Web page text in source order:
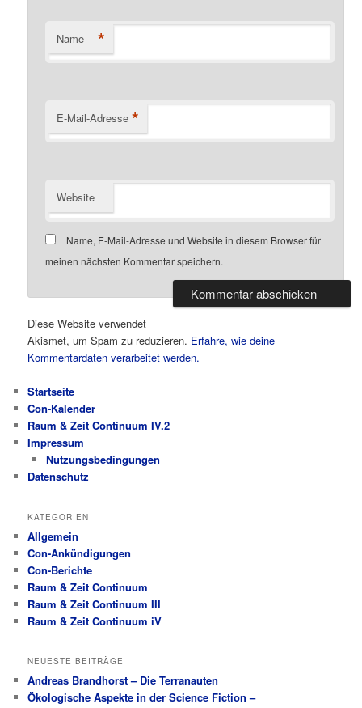
Name *
E-Mail-Adresse *
Website
Name, E-Mail-Adresse und Website in diesem Browser für
meinen nächsten Kommentar speichern.
Diese Website verwendet
Akismet, um Spam zu reduzieren. Erfahre, wie deine
Kommentardaten verarbeitet werden.
Startseite
Con-Kalender
Raum & Zeit Continuum IV.2
Impressum
Nutzungsbedingungen
Datenschutz
KATEGORIEN
Allgemein
Con-Ankündigungen
Con-Berichte
Raum & Zeit Continuum
Raum & Zeit Continuum III
Raum & Zeit Continuum iV
NEUESTE BEITRÄGE
Andreas Brandhorst – Die Terranauten
Ökologische Aspekte in der Science Fiction –